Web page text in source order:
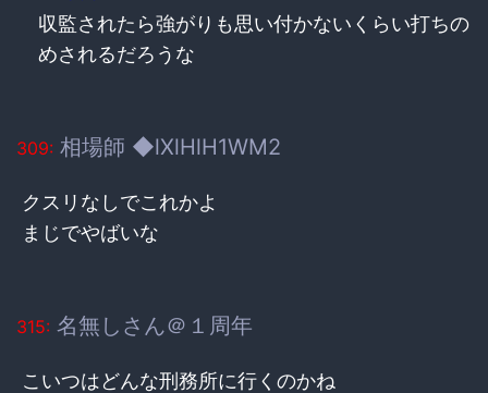
収監されたら強がりも思い付かないくらい打ちの
めされるだろうな
309: 相場師 ◆lXlHlH1WM2
クスリなしでこれかよ
まじでやばいな
315: 名無しさん＠１周年
こいつはどんな刑務所に行くのかね